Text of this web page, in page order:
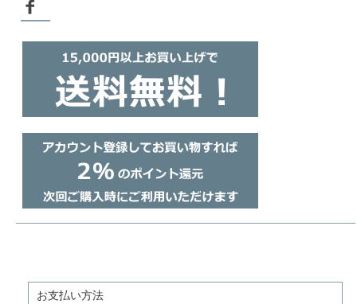
お支払い方法